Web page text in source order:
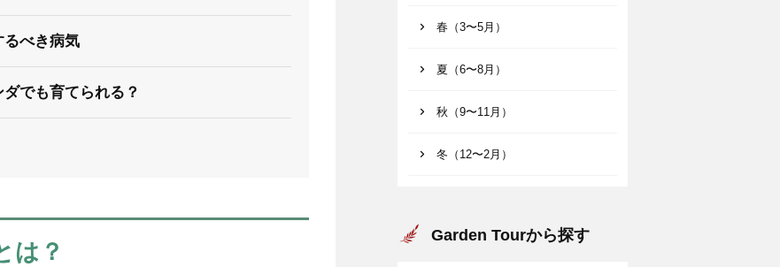
るべき病気
でも育てられる？
は？
春（3〜5月）
夏（6〜8月）
秋（9〜11月）
冬（12〜2月）
Garden Tourから探す